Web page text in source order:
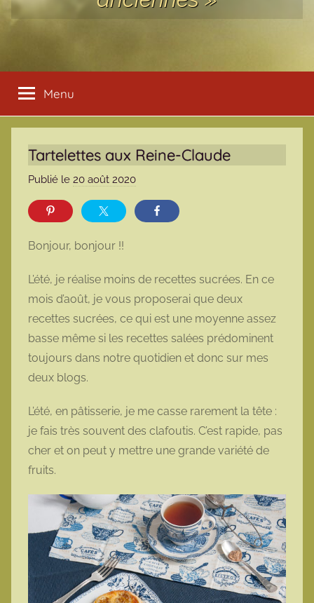
Menu
Tartelettes aux Reine-Claude
Publié le 20 août 2020
a
r
o
t
t
e
Bonjour, bonjour !!
L’été, je réalise moins de recettes sucrées. En ce
mois d’août, je vous proposerai que deux
recettes sucrées, ce qui est une moyenne assez
basse même si les recettes salées prédominent
toujours dans notre quotidien et donc sur mes
deux blogs.
L’été, en pâtisserie, je me casse rarement la tête :
je fais très souvent des clafoutis. C’est rapide, pas
cher et on peut y mettre une grande variété de
fruits.